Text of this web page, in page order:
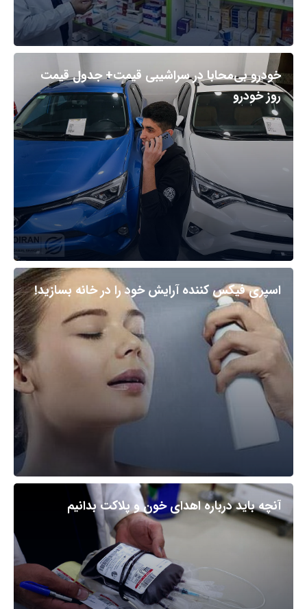
خودرو بی‌محابا در سراشیبی قیمت+ جدول قیمت
روز خودرو
اسپری فیکس کننده آرایش خود را در خانه بسازید!
آنچه باید درباره اهدای خون و پلاکت بدانیم